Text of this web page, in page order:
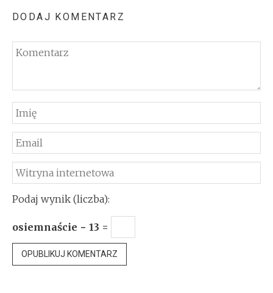
DODAJ KOMENTARZ
Podaj wynik (liczba):
osiemnaście − 13 =